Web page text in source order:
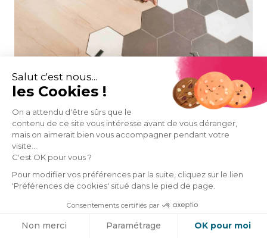
Salut c'est nous...
les Cookies !
On a attendu d'être sûrs que le
contenu de ce site vous intéresse avant de vous déranger,
mais on aimerait bien vous accompagner pendant votre
visite...
C'est OK pour vous ?
Pour modifier vos préférences par la suite, cliquez sur le lien
'Préférences de cookies' situé dans le pied de page.
Consentements certifiés par
Non merci Paramétrage OK pour moi
Quel est le prix d'un devis
travaux ?
L'artisan fournira souvent un devis pour ses
services afin de vous donner, en tant que client,
document n'est pas obligatoire, mais la plupart
surprises au moment de la rénovation ou si
quelque chose doit être réparé immédiatement -